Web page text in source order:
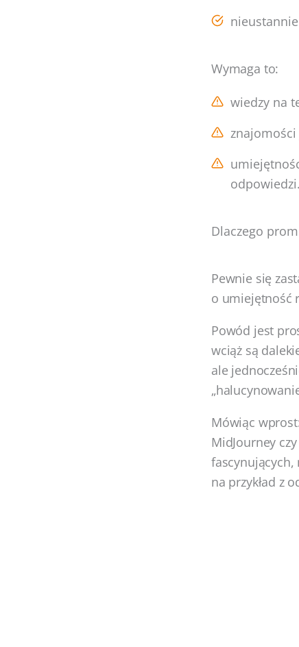
Wymaga to:
wiedzy na
odpowiedzi.
Dlaczego
Pewnie się
o umiejętność
Powód jest
wciąż są
ale
Mówiąc
MidJourney
fascynujących,
na przykład z